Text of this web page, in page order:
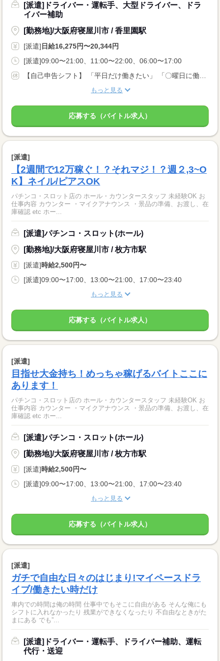
[派遣]ドライバー・運転手、大型ドライバー、ドラ
イバー補助
[勤務地]/大阪府寝屋川市 / 香里園駅
[派遣] 日給16,275円〜20,344円
[派遣]09:00〜21:00、11:00〜22:00、06:00〜17:00
もっと見る
応募する（バイトル求人）
[派遣]
【2週間で12万稼ぐ！？それマジ！？週２,3~O
K】ネイル/ピアスOK
パチンコ・スロット店の ホール・カウンタースタッフ 未経験OK お
仕事内容 カウンター ・マイクアナウンス ・景品の準備、お渡し、在
庫確認 etc ホー...
[派遣]パチンコ・スロット(ホール)
[勤務地]/大阪府寝屋川市 / 枚方市駅
[派遣]時給2,500円〜
[派遣]09:00〜17:00、13:00〜21:00、17:00〜23:40
もっと見る
応募する（バイトル求人）
[派遣]
目指せ大金持ち！めっちゃ稼げるバイトここに
あります！
パチンコ・スロット店の ホール・カウンタースタッフ 未経験OK お
仕事内容 カウンター ・マイクアナウンス ・景品の準備、お渡し、在
庫確認 etc ホー...
[派遣]パチンコ・スロット(ホール)
[勤務地]/大阪府寝屋川市 / 枚方市駅
[派遣]時給2,500円〜
[派遣]09:00〜17:00、13:00〜21:00、17:00〜23:40
もっと見る
応募する（バイトル求人）
[派遣]
ガチで自由な日々のはじまり!マイペースドラ
イブ/働きたい時だけ
車内での時間は俺の時間 仕事中でもそこに自由がある そんな俺にも
シフトに入れなかったり 残業ができなくなったり 不自由なときがた
まにある でも”...
[派遣]ドライバー・運転手、ドライバー補助、運転
代行・送迎